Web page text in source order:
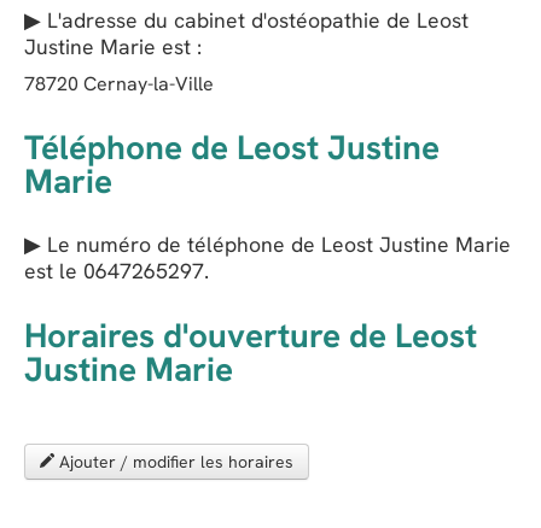
▶ L'adresse du cabinet d'ostéopathie de Leost
Justine Marie est :
78720 Cernay-la-Ville
Téléphone de Leost Justine
Marie
▶ Le numéro de téléphone de Leost Justine Marie
est le 0647265297.
Horaires d'ouverture de Leost
Justine Marie
Ajouter / modifier les horaires